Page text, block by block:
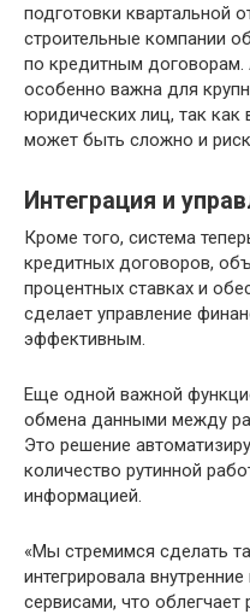
подготовки квартальной
строительные компании
по кредитным договорам.
особенно важна для
юридических лиц, так как
может быть сложно и
Интеграция и
Кроме того, система
кредитных договоров,
процентных ставках и
сделает управление
эффективным.
Еще одной важной
обмена данными между
Это решение
количество рутинной
информацией.
«Мы стремимся сделать
интегрировала
сервисами, что